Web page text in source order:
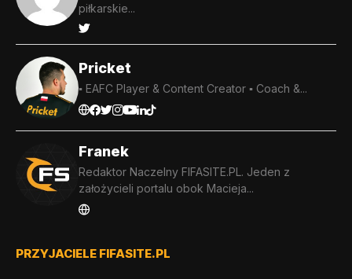
piłkarskie...
Pricket
▪️ EAFC Player & Content Creator ▪️ Coach &...
Franek
Redaktor Naczelny FIFASITE.PL. Jeden z
założycieli portalu obok Macieja...
PRZYJACIELE FIFASITE.PL